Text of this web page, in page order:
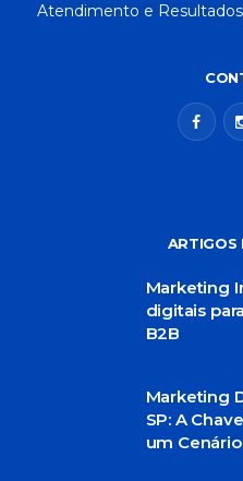
Atendimento e
ARTIGOS
Marketing
digitais
B2B
Marketing
SP: A
um